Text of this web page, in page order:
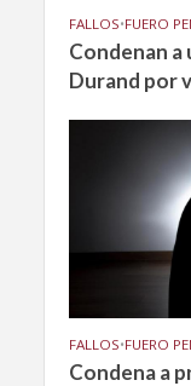
FALLOS•FUERO
Condenan
Durand por
FALLOS•FUERO
Condena a